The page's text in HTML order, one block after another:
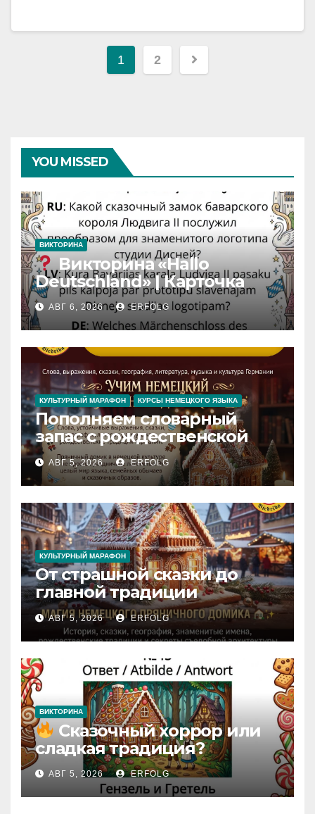
Навигация
1 2
YOU MISSED
ВИКТОРИНА
Викторина «Hallo
Deutschland» | Карточка
№46
Замок вдохновения
Iedvesmas pils / Schloss der
Inspiration
АВГ 6, 2026 ERFOLG
КУЛЬТУРНЫЙ МАРАФОН КУРСЫ НЕМЕЦКОГО ЯЗЫКА
Пополняем словарный
запас с рождественской
сказкой! Учим немецкий
вместе с Lebkuchenhaus
АВГ 5, 2026 ERFOLG
КУЛЬТУРНЫЙ МАРАФОН
От страшной сказки до
главной традиции
Рождества: секреты
немецкого пряничного
домика!
АВГ 5, 2026 ERFOLG
ВИКТОРИНА
Сказочный хоррор или
сладкая традиция?
Открываем секреты
вчерашней викторины!
АВГ 5, 2026 ERFOLG